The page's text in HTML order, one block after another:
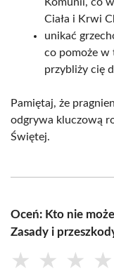
Ciała i Krwi
unikać
co pomoże
przybliży cię
Pamiętaj, że
odgrywa kluczową
Świętej.
Oceń: Kto nie
Zasady i
★ ★ ★ ★